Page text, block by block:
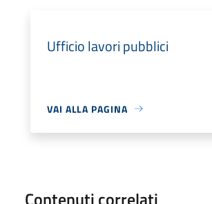
Ufficio lavori pubblici
VAI ALLA PAGINA
Contenuti correlati